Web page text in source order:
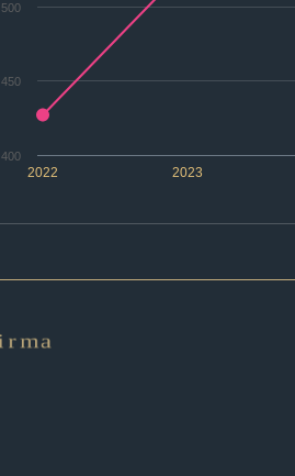
2022 2023
400
450
500